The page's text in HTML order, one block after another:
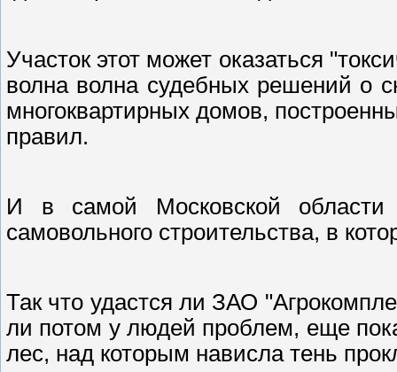
Участок этот может оказаться
волна волна судебных решений о
многоквартирных домов,
правил.
И в самой Московской области
самовольного строительства, в
Так что удастся ли ЗАО
ли потом у людей проблем, еще
лес, над которым нависла тень